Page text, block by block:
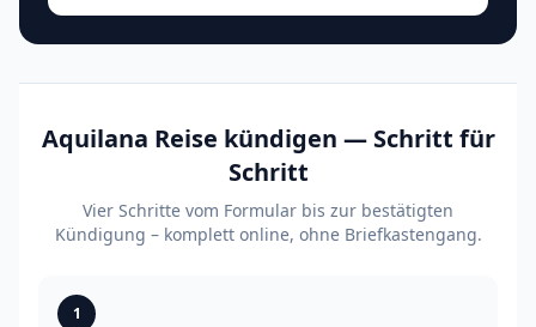
Aquilana Reise kündigen — Schritt für
Schritt
Vier Schritte vom Formular bis zur bestätigten
Kündigung – komplett online, ohne Briefkastengang.
1